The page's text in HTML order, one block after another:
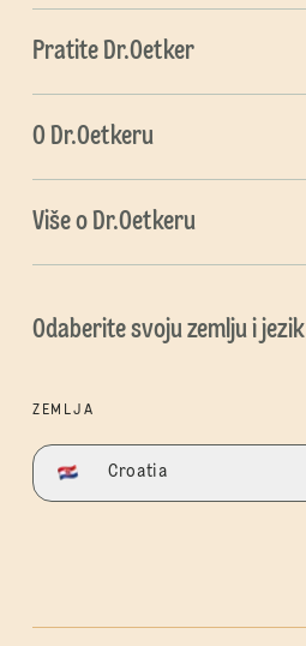
Pratite Dr.Oetker
O Dr.Oetkeru
Više o Dr.Oetkeru
Odaberite svoju zemlju i jezik
ZEMLJA
Croatia